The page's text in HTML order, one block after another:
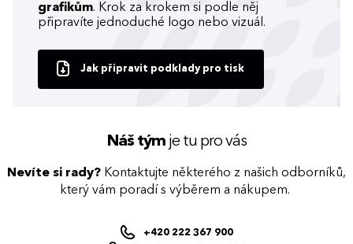
grafikům. Krok za krokem si podle něj
připravíte jednoduché logo nebo vizuál.
Jak připravit podklady pro tisk
Náš týmje tu pro vás
Nevíte si rady? Kontaktujte některého z našich odborníků,
který vám poradí s výběrem a nákupem.
+420 222 367 900